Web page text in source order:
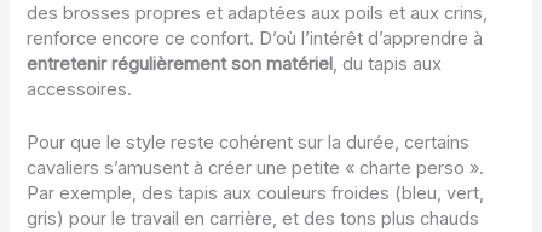
des brosses propres et adaptées aux poils et aux crins,
renforce encore ce confort. D’où l’intérêt d’apprendre à
entretenir régulièrement son matériel, du tapis aux
accessoires.
Pour que le style reste cohérent sur la durée, certains
cavaliers s’amusent à créer une petite « charte perso ».
Par exemple, des tapis aux couleurs froides (bleu, vert,
gris) pour le travail en carrière, et des tons plus chauds